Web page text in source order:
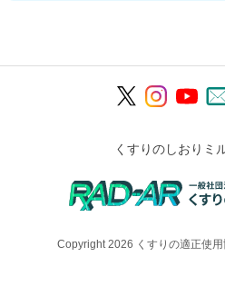
くすりのしおりミ
Copyright 2026 くすりの適正使